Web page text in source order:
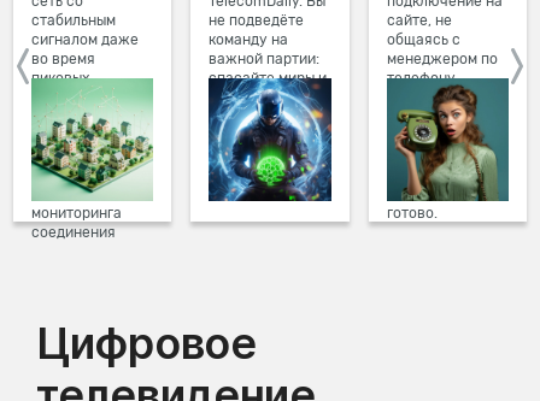
стабильным
сигналом даже
во время
пиковых
нагрузок в
вечернее время.
Мы постоянно
обновляем наше
оборудование в
домах, а система
мониторинга
соединения
не подведёте
команду на
важной партии:
спасайте миры и
побеждайте с
друзьями в
онлайн-играх.
сайте, не
общаясь с
менеджером по
телефону.
Просто в три
клика заполните
форму заявки на
сайте, выберите
дату и время
подключения,
готово.
Цифровое